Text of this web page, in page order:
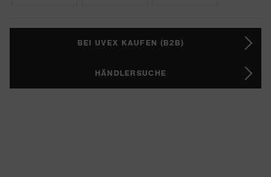
BEI UVEX KAUFEN (B2B)
HÄNDLERSUCHE